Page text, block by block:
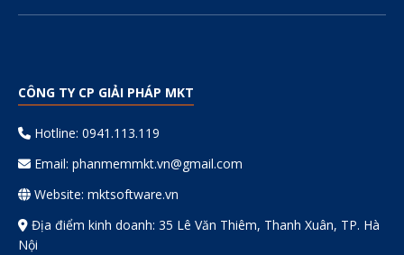
CÔNG TY CP GIẢI PHÁP MKT
Hotline: 0941.113.119
Email: phanmemmkt.vn@gmail.com
Website: mktsoftware.vn
Địa điểm kinh doanh: 35 Lê Văn Thiêm, Thanh Xuân, TP. Hà
Nội